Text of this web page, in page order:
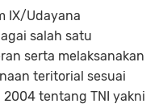
IX/Udayana
salah satu
serta melaksanakan
teritorial sesuai
2004 tentang TNI yakni